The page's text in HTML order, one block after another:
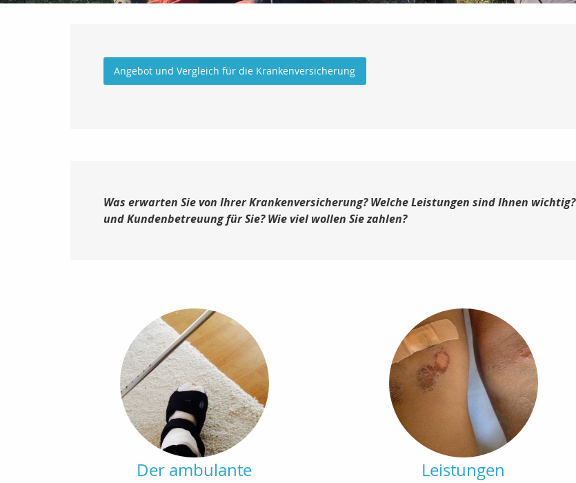
Angebot und Vergleich für die Krankenversicherung
Was erwarten Sie von Ihrer Krankenversicherung? Welche Leistungen sind Ihnen
und Kundenbetreuung für Sie? Wie viel wollen Sie zahlen?
Der ambulante
Leistungen